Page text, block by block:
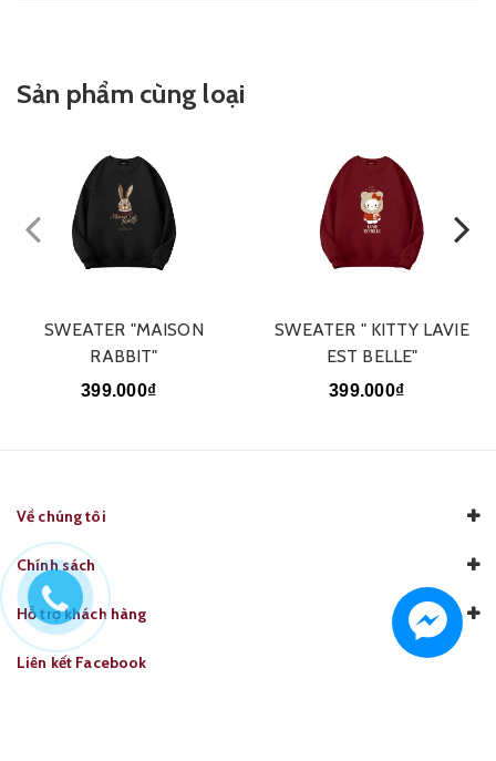
Sản phẩm cùng loại
SWEATER "MAISON
RABBIT"
399.000₫
SWEATER " KITTY LAVIE
EST BELLE"
399.000₫
Về chúng tôi
Chính sách
Hỗ trợ khách hàng
Liên kết Facebook